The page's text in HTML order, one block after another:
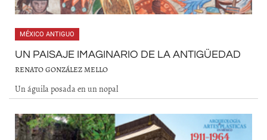
MÉXICO ANTIGUO
UN PAISAJE IMAGINARIO DE LA ANTIGÜEDAD
RENATO GONZÁLEZ MELLO
Un águila posada en un nopal